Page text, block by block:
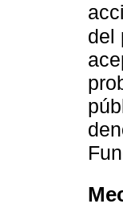
del